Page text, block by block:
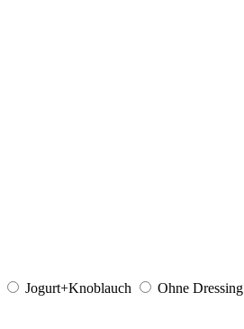
Jogurt+Knoblauch
Ohne Dressing